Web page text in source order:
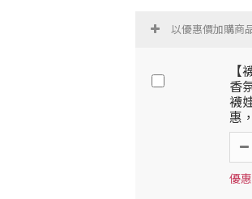
以優惠價加購商
香
襪
惠
優